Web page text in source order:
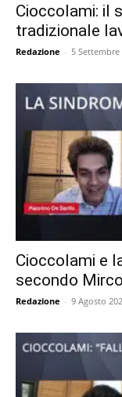
Cioccolami: il
tradizionale
Redazione - 5 Settembre
Cioccolami e
secondo
Redazione - 9 Agosto